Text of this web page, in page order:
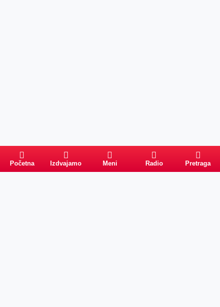
Početna Izdvajamo Meni Radio Pretraga